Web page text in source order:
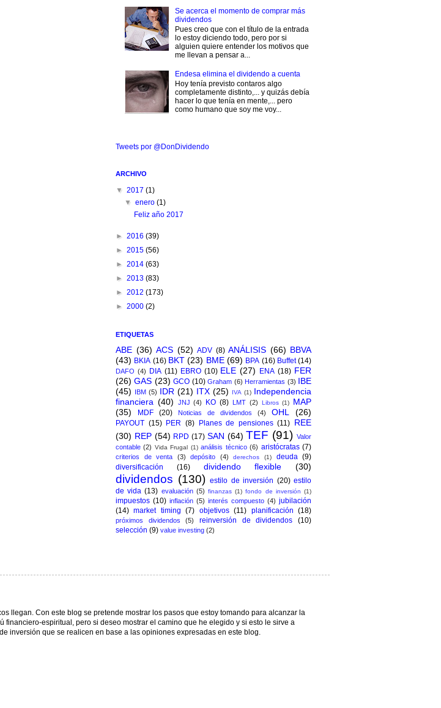
Se acerca el momento de comprar más
dividendos
Pues creo que con el título de la entrada
lo estoy diciendo todo, pero por si
alguien quiere entender los motivos que
me llevan a pensar a...
Endesa elimina el dividendo a cuenta
Hoy tenía previsto contaros algo
completamente distinto,... y quizás debía
hacer lo que tenía en mente,... pero
como humano que soy me voy...
Tweets por @DonDividendo
ARCHIVO
▼ 2017 (1)
▼enero(1)
Feliz año 2017
► 2016 (39)
► 2015 (56)
► 2014 (63)
► 2013 (83)
► 2012 (173)
► 2000 (2)
ETIQUETAS
ABE (36) ACS (52) ADV (8) ANÁLISIS (66) BBVA
(43) BKIA (16) BKT (23) BME (69) BPA (16) Buffet (14)
DAFO (4) DIA (11) EBRO (10) ELE (27) ENA (18) FER
(26) GAS (23) GCO (10) Graham (6) Herramientas (3) IBE
(45) IBM (5) IDR (21) ITX (25) IVA (1) Independencia
financiera (40) JNJ (4) KO (8) LMT (2) Libros (1)
MAP
(35)
MDF (20) Noticias de dividendos (4) OHL (26)
PAYOUT (15) PER (8) Planes de pensiones (11) REE
(30) REP (54) RPD (17) SAN (64) TEF (91) Valor
contable (2) Vida Frugal (1) análisis técnico (6) aristócratas (7)
criterios de venta (3) depósito (4) derechos (1) deuda (9)
diversificación
(16) dividendo flexible (30)
dividendos (130) estilo de inversión (20) estilo
de vida (13) evaluación (5) finanzas (1) fondo de inversión (1)
impuestos (10) inflación (5) interés compuesto (4) jubilación
(14) market timing (7) objetivos (11) planificación (18)
próximos dividendos (5) reinversión de dividendos
(10)
selección (9) value investing (2)
llegan. Con este blog se pretende mostrar los pasos que estoy tomando para alcanzar la
espiritual, pero si deseo mostrar el camino que he elegido y si esto le sirve a
inversión que se realicen en base a las opiniones expresadas en este blog.